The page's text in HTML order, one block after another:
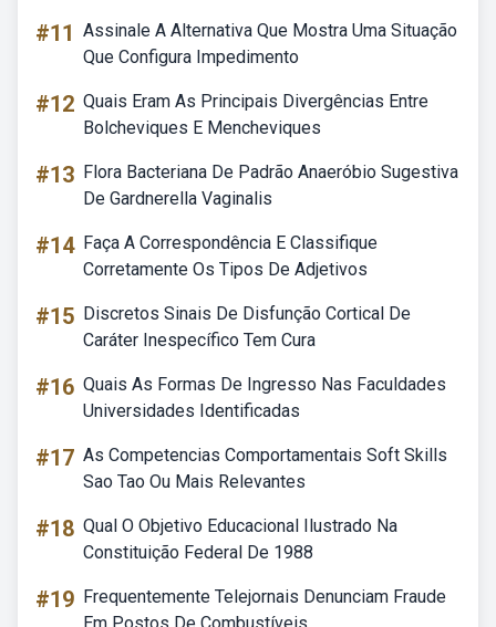
#11 Assinale A Alternativa Que Mostra Uma Situação
Que Configura Impedimento
#12 Quais Eram As Principais Divergências Entre
Bolcheviques E Mencheviques
#13 Flora Bacteriana De Padrão Anaeróbio Sugestiva
De Gardnerella Vaginalis
#14 Faça A Correspondência E Classifique
Corretamente Os Tipos De Adjetivos
#15 Discretos Sinais De Disfunção Cortical De
Caráter Inespecífico Tem Cura
#16 Quais As Formas De Ingresso Nas Faculdades
Universidades Identificadas
#17 As Competencias Comportamentais Soft Skills
Sao Tao Ou Mais Relevantes
#18 Qual O Objetivo Educacional Ilustrado Na
Constituição Federal De 1988
#19 Frequentemente Telejornais Denunciam Fraude